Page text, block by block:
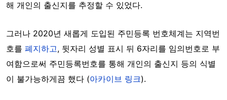
해 개인의 출신지를 추정할 수 있었다.
그러나 2020년 새롭게 도입된 주민등록 번호체계는 지역번
호를 폐지하고, 뒷자리 성별 표시 뒤 6자리를 임의번호로 부
여함으로써 주민등록번호를 통해 개인의 출신지 등의 식별
이 불가능하게끔 했다 (아카이브 링크).